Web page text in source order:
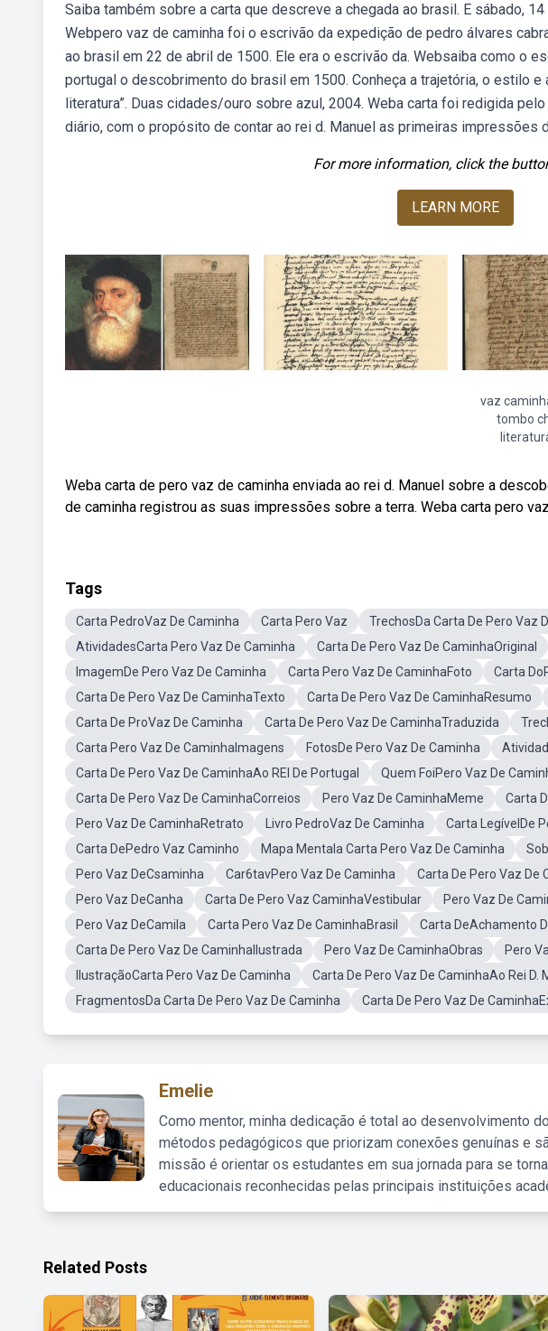
Saiba também sobre a carta que descreve a chegada ao brasil. E sábado,
Webpero vaz de caminha foi o escrivão da expedição de pedro álvares
ao brasil em 22 de abril de 1500. Ele era o escrivão da. Websaiba como o
portugal o descobrimento do brasil em 1500. Conheça a trajetória, o estilo
literatura”. Duas cidades/ouro sobre azul, 2004. Weba carta foi redigida
diário, com o propósito de contar ao rei d. Manuel as primeiras impressões
For more information, click the
LEARN MORE
vaz
tombo
Weba carta de pero vaz de caminha enviada ao rei d. Manuel sobre a
de caminha registrou as suas impressões sobre a terra. Weba carta pero
Tags
Carta PedroVaz De Caminha Carta Pero Vaz
TrechosDa Carta De Pero Vaz
AtividadesCarta Pero Vaz De Caminha
Carta De Pero Vaz De CaminhaOriginal
ImagemDe Pero Vaz De Caminha
Carta Pero Vaz De CaminhaFoto
Carta
Carta De Pero Vaz De CaminhaTexto
Carta De Pero Vaz De CaminhaResumo
Carta De ProVaz De Caminha
Carta De Pero Vaz De CaminhaTraduzida
Carta Pero Vaz De CaminhaImagens
FotosDe Pero Vaz De Caminha
Carta De Pero Vaz De CaminhaAo REI De Portugal
Quem FoiPero Vaz De
Carta De Pero Vaz De CaminhaCorreios
Pero Vaz De CaminhaMeme Carta
Pero Vaz De CaminhaRetrato
Livro PedroVaz De Caminha Carta LegívelDe
Carta DePedro Vaz Caminho
Mapa Mentala Carta Pero Vaz De Caminha
Pero Vaz DeCsaminha
Car6tavPero Vaz De Caminha Carta De Pero Vaz De
Pero Vaz DeCanha
Carta De Pero Vaz CaminhaVestibular Pero Vaz De
Pero Vaz DeCamila
Carta Pero Vaz De CaminhaBrasil
Carta DeAchamento
Carta De Pero Vaz De CaminhaIlustrada
Pero Vaz De CaminhaObras
Pero
IlustraçãoCarta Pero Vaz De Caminha
Carta De Pero Vaz De CaminhaAo Rei D.
FragmentosDa Carta De Pero Vaz De Caminha
Carta De Pero Vaz De
Emelie
Como mentor, minha dedicação é total ao desenvolvimento
métodos pedagógicos que priorizam conexões genuínas e
missão é orientar os estudantes em sua jornada para se
educacionais reconhecidas pelas principais instituições
Related Posts